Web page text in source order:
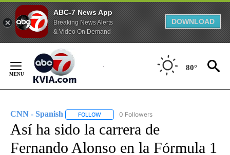
ABC-7 News App
Breaking News Alerts
& Video On Demand
DOWNLOAD
Content
80°
CNN - Spanish FOLLOW FOLLOW "CNN - SPANISH" TO RECEIVE
0 Followers
Así ha sido la carrera de
Fernando Alonso en la Fórmula 1